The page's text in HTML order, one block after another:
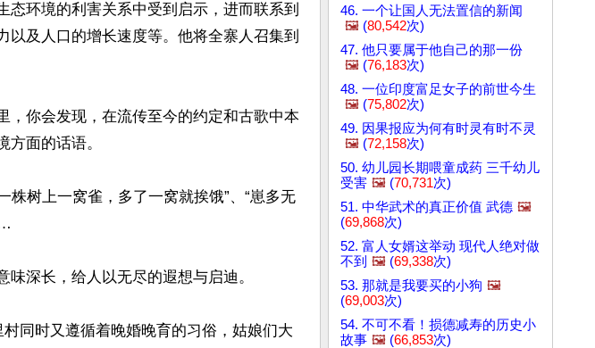
环境的利害关系中受到启示，进而联系到
及人口的增长速度等。他将全寨人召集到
，你会发现，在流传至今的约定和古歌中本
面的话语。
株树上一窝雀，多了一窝就挨饿”、“崽多无
深长，给人以无尽的遐想与启迪。
同时又遵循着晚婚晚育的习俗，姑娘们大
46. 一个让国人无法置信的新闻
🖼️ (80,542次)
47. 他只要属于他自己的那一份
🖼️ (76,183次)
48. 一位印度富足女子的前世今生
🖼️ (75,802次)
49. 因果报应为何有时灵有时不灵
🖼️ (72,158次)
50. 幼儿园长期喂童成药 三千幼儿
受害 🖼️ (70,731次)
51. 中华武术的真正价值 武德 🖼️
(69,868次)
52. 富人女婿这举动 现代人绝对做
不到 🖼️ (69,338次)
53. 那就是我要买的小狗 🖼️
(69,003次)
54. 不可不看！损德减寿的历史小
故事 🖼️ (66,853次)